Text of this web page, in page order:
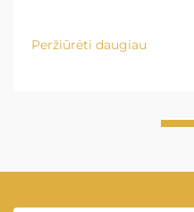
Peržiūrėti daugiau